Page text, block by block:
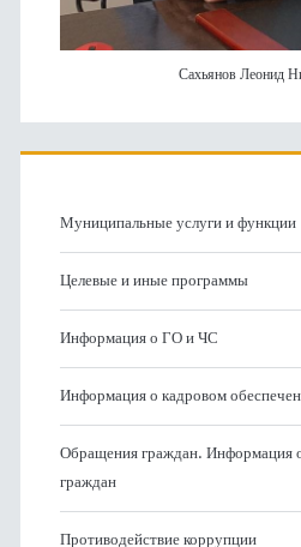
Сахьянов Леонид
Муниципальные услуги и функции
Целевые и иные программы
Информация о ГО и ЧС
Информация о кадровом
Обращения граждан. Информация
граждан
Противодействие коррупции